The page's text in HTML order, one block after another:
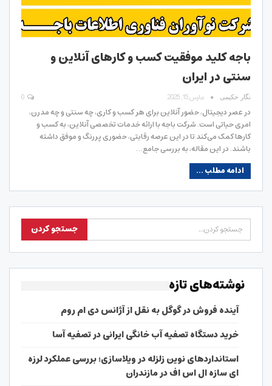
باجه کلید موفقیت کسب و کارهای آنلاین و
سنتی در ایران
نگار حکیمی مارس 15, 2025
در عصر دیجیتال، حضور آنلاین برای هر کسب و کاری، چه سنتی و چه مدرن،
امری حیاتی است. شرکت باجه با ارائه خدمات تخصصی آنلاین، به کسب و
کارها کمک می‌کند تا در این عرصه رقابتی، حضوری پررنگ و موفق داشته
باشند. در این مقاله، به بررسی جامع…
ادامه مطلب ...
نوشته‌های تازه
آینده فروش در گوگل به نقل از آژانس دی ام روم
خرید دستگاه تصفیه آب خانگی ایرانی در تصفیه آسا
استانداردهای نوین زلزله در ویلاسازی؛ بررسی عملکرد لرزه
ای سازه ال اس اف در مازندران